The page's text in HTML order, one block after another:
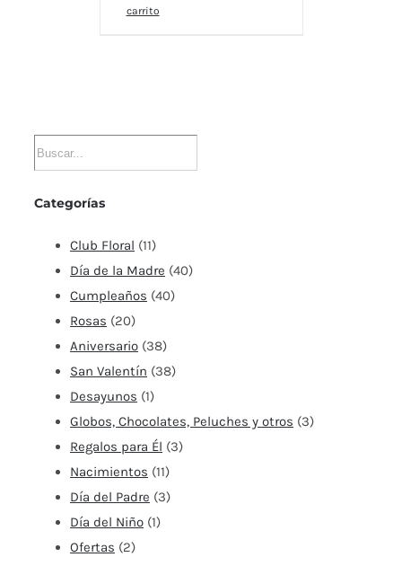
carrito
Categorías
Club Floral (11)
Día de la Madre (40)
Cumpleaños (40)
Rosas (20)
Aniversario (38)
San Valentín (38)
Desayunos (1)
Globos, Chocolates, Peluches y otros (3)
Regalos para Él (3)
Nacimientos (11)
Día del Padre (3)
Día del Niño (1)
Ofertas (2)